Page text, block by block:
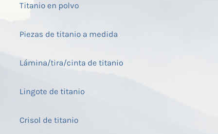
Titanio en polvo
Piezas de titanio a medida
Lámina/tira/cinta de titanio
Lingote de titanio
Crisol de titanio